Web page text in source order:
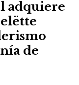
adquiere
de